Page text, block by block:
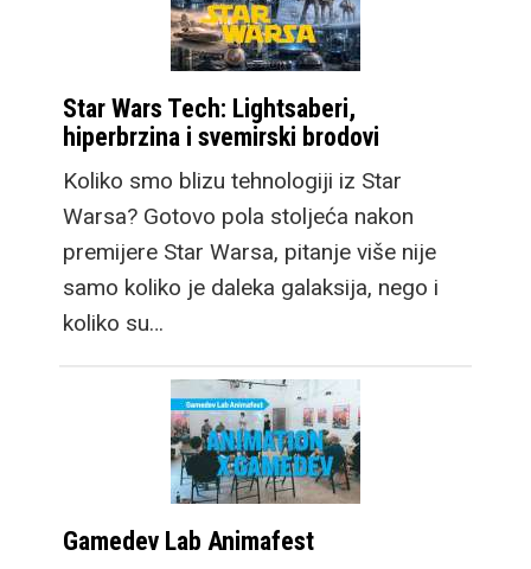
Star Wars Tech: Lightsaberi,
hiperbrzina i svemirski brodovi
Koliko smo blizu tehnologiji iz Star
Warsa? Gotovo pola stoljeća nakon
premijere Star Warsa, pitanje više nije
samo koliko je daleka galaksija, nego i
koliko su…
Gamedev Lab Animafest